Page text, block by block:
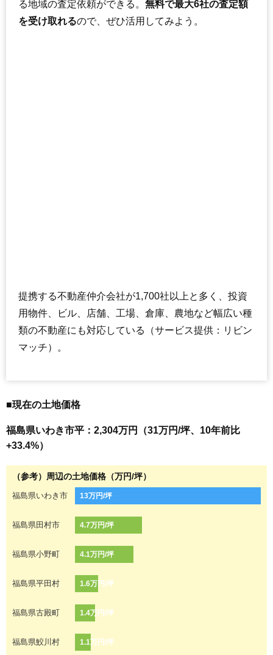
る地域の査定依頼ができる。 無料で最大6社の査定額
を受け取れるので、ぜひ活用してみよう。
提携する不動産仲介会社が1,700社以上と多く、投資
用物件、ビル、店舗、工場、倉庫、農地など幅広い種
類の不動産にも対応している（サービス提供：リビン
マッチ）。
■現在の土地価格
福島県いわき市平：2,304万円（31万円/坪、10年前比
+33.4%）
（参考）周辺の土地価格（万円/坪）
福島県いわき市 13万円/坪
福島県田村市 4.7万円/坪
福島県小野町 4.1万円/坪
福島県平田村 1.6万円/坪
福島県古殿町 1.4万円/坪
福島県鮫川村 1.1万円/坪